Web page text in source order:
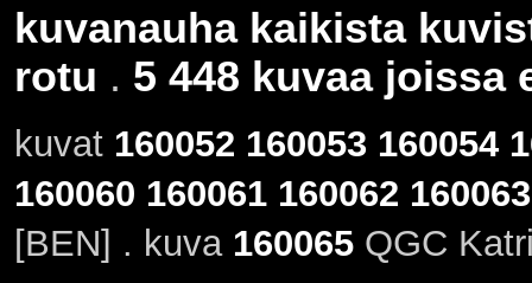
kuvanauha kaikista
rotu . 5 448 kuvaa joissa
kuvat 160052 160053 160054
160060 160061 160062 160063
[BEN] . kuva 160065QGC